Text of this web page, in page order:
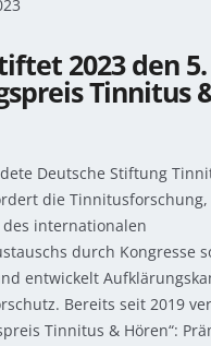
2023 den 5.
Tinnitus
Deutsche Stiftung
die Tinnitusforschung,
internationalen
durch Kongresse
entwickelt
Bereits seit 2019
Tinnitus & Hören“: